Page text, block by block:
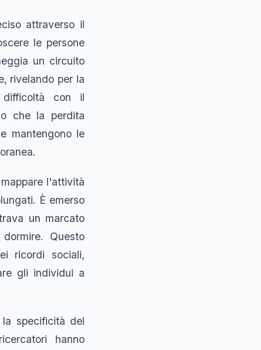
attraverso il
le persone
un circuito
rivelando per la
con il
che la perdita
mantengono le
l'attività
È emerso
un marcato
Questo
ricordi sociali,
gli individui a
specificità del
hanno